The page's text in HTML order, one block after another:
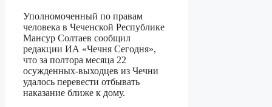
Уполномоченный по правам
человека в Чеченской Республике
Мансур Солтаев сообщил
редакции ИА «Чечня Сегодня»,
что за полтора месяца 22
осужденных-выходцев из Чечни
удалось перевести отбывать
наказание ближе к дому.